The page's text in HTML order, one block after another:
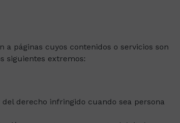
páginas cuyos contenidos o servicios son
siguientes extremos:
derecho infringido cuando sea persona